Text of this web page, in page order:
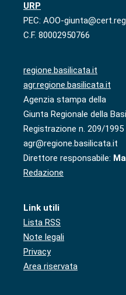
URP
PEC: AOO-
C.F. 80002950766
regione.basilicata.it
agr.regione.basilicata.it
Agenzia stampa della
Giunta Regionale della
Registrazione n. 209/
agr@regione.basilicata.it
Direttore responsabile:
Redazione
Link utili
Lista RSS
Note legali
Privacy
Area riservata